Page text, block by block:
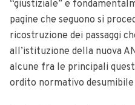
“giustiziale” e
pagine che seguono si
ricostruzione dei passaggi
all’istituzione della nuova
alcune fra le principali
ordito normativo desumibile